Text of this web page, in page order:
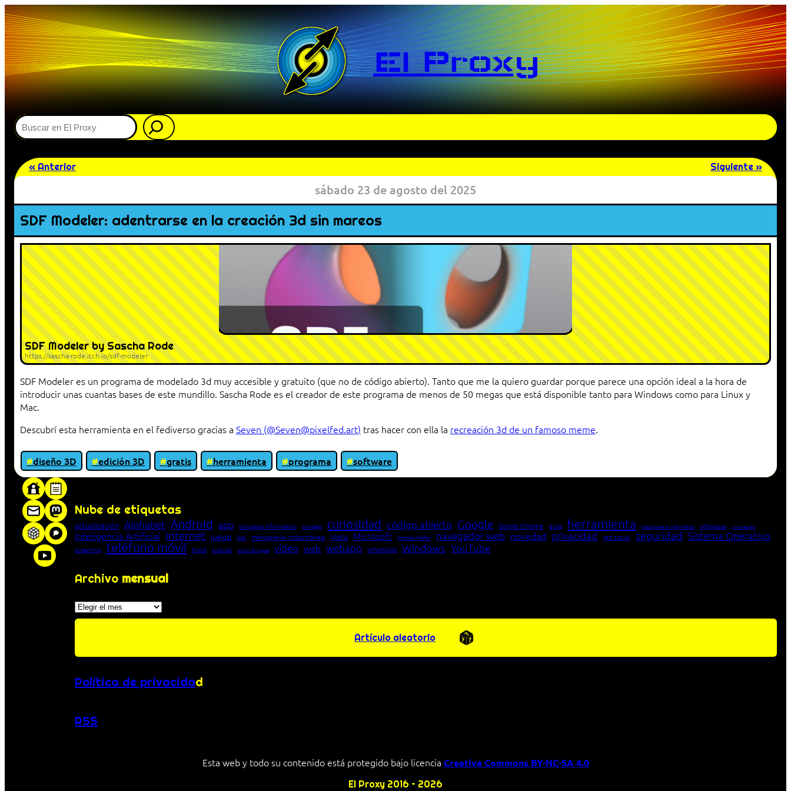
El Proxy
Buscar
« Anterior Siguiente »
sábado 23 de agosto del 2025
SDF Modeler: adentrarse en la creación 3d sin mareos
SDF Modeler by Sascha Rode
https://sascha-rode.itch.io/sdf-modeler
SDF Modeler es un programa de modelado 3d muy accesible y gratuito (que no de código abierto). Tanto que me la quiero guardar porque parece una opción ideal a la hora de
introducir unas cuantas bases de este mundillo. Sascha Rode es el creador de este programa de menos de 50 megas que está disponible tanto para Windows como para Linux y
Mac.
Descubrí esta herramienta en el fediverso gracias a Seven (@Seven@pixelfed.art) tras hacer con ella la recreación 3d de un famoso meme.
diseño 3D edición 3D gratis herramienta programa
software
Nube de etiquetas
actualización Alphabet Android app concepto informático consejo curiosidad código abierto Google Google Chrome guía herramienta historia de la Informática Informática innovación
Inteligencia Artificial Internet juego lista mensajería instantánea Meta Microsoft Mozilla Firefox navegador web novedad privacidad red social seguridad Sistema Operativo
streaming teléfono móvil truco tutorial Unión Europea vídeo web webapp WhatsApp Windows YouTube
Archivo mensual
Archivos
Artículo aleatorio
Política de privacidad
RSS
Esta web y todo su contenido está protegido bajo licencia Creative Commons BY-NC-SA 4.0
El Proxy 2016 – 2026